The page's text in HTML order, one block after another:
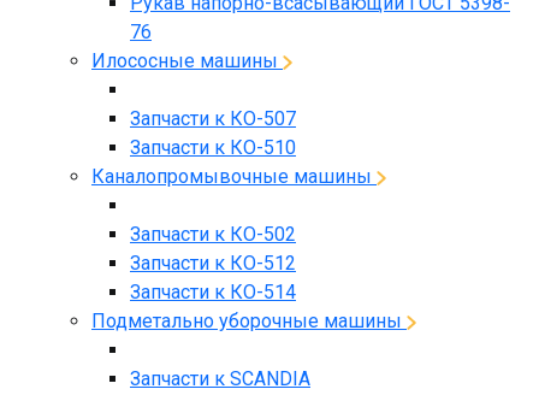
76
Илососные машины
Запчасти к КО-507
Запчасти к КО-510
Каналопромывочные машины
Запчасти к КО-502
Запчасти к КО-512
Запчасти к КО-514
Подметально уборочные машины
Запчасти к SCANDIA